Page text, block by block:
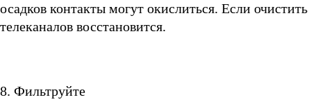
осадков контакты могут окислиться. Если
телеканалов восстановится.
8. Фильтруйте